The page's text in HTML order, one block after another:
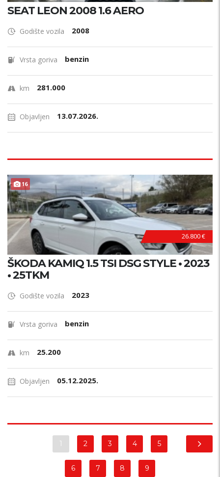
SEAT LEON 2008 1.6 AERO
Godište vozila 2008
Vrsta goriva benzin
km 281.000
Objavljen 13.07.2026.
16
26.800 €
ŠKODA KAMIQ 1.5 TSI DSG STYLE • 2023
• 25TKM
Godište vozila 2023
Vrsta goriva benzin
km 25.200
Objavljen 05.12.2025.
1 2 3 4 5
6 7 8 9